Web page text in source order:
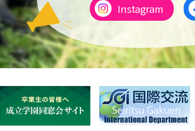
Instagram